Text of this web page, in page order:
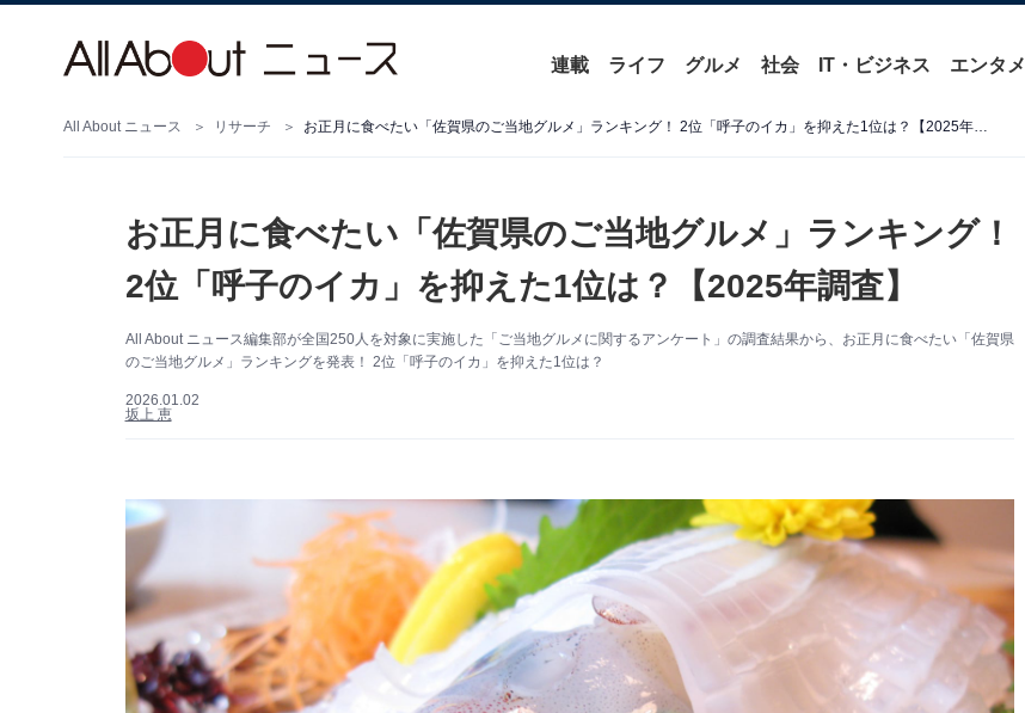
連載 ライフ グルメ 社会 IT・ビジネス エンタメ
All About ニュース リサーチ お正月に食べたい「佐賀県のご当地グルメ」ランキング！ 2位「呼子のイカ」を抑えた1位は？【2025年調査】
お正月に食べたい「佐賀県のご当地グルメ」ランキング！
2位「呼子のイカ」を抑えた1位は？【2025年調査】
All About ニュース編集部が全国250人を対象に実施した「ご当地グルメに関するアンケート」の調査結果から、お正月に食べたい「佐賀県
のご当地グルメ」ランキングを発表！ 2位「呼子のイカ」を抑えた1位は？
2026.01.02
坂上 恵